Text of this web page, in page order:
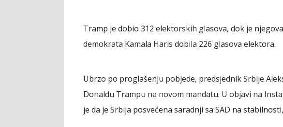
Tramp je dobio 312 elektorskih glasova, dok je
demokrata Kamala Haris dobila 226 glasova elektora.
Ubrzo po proglašenju pobjede, predsjednik Srbije
Donaldu Trampu na novom mandatu. U objavi na
je da je Srbija posvećena saradnji sa SAD na